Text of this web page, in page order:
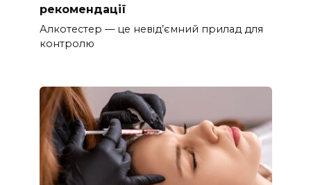
рекомендації
Алкотестер — це невід’ємний прилад для
контролю